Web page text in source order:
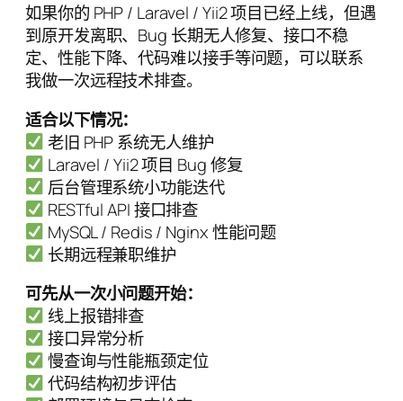
如果你的 PHP / Laravel / Yii2 项目已经上线，但遇
到原开发离职、Bug 长期无人修复、接口不稳
定、性能下降、代码难以接手等问题，可以联系
我做一次远程技术排查。
适合以下情况：
老旧 PHP 系统无人维护
Laravel / Yii2 项目 Bug 修复
后台管理系统小功能迭代
RESTful API 接口排查
MySQL / Redis / Nginx 性能问题
长期远程兼职维护
可先从一次小问题开始：
线上报错排查
接口异常分析
慢查询与性能瓶颈定位
代码结构初步评估